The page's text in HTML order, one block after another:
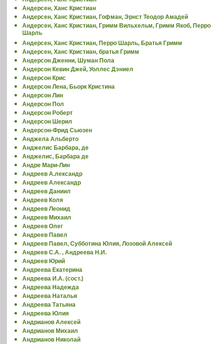
Андерсен, Ханс Кристиан
Андерсен, Ханс Кристиан, Гофман, Эрнст Теодор Амадей
Андерсен, Ханс Кристиан, Гримм Вильхельм, Гримм Якоб, Перро
Шарль
Андерсен, Ханс Кристиан, Перро Шарль, Братья Гримм
Андерсен, Ханс Кристиан, братья Гримм
Андерсон Дженни, Шуман Пола
Андерсон Кевин Джей, Уоллес Дэниел
Андерсон Крис
Андерсон Лена, Бьорк Кристина
Андерсон Лин
Андерсон Пол
Андерсон Роберт
Андерсон Шерил
Андерсон-Фрид Сьюзен
Анджела Альберто
Анджелис Барбара, де
Анджелис, Барбара де
Андре Мари-Лин
Андреев А.лександр
Андреев Александр
Андреев Даниил
Андреев Коля
Андреев Леонид
Андреев Михаил
Андреев Олег
Андреев Павел
Андреев Павел, Субботина Юлия, Лозовой Алексей
Андреев С.А. , Андреева Н.И.
Андреев Юрий
Андреева Екатерина
Андреева И.А. (сост.)
Андреева Надежда
Андреева Наталья
Андреева Татьяна
Андреева Юлия
Андрианов Алексей
Андрианов Михаил
Андрианов Николай